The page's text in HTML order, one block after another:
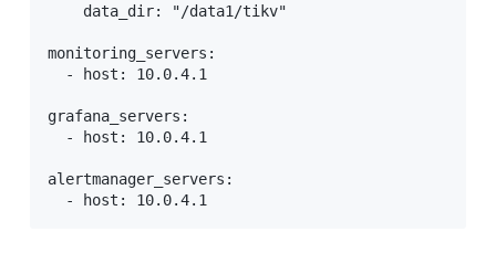
    data_dir: "/data1/tikv"
monitoring_servers:
  - host: 10.0.4.1
grafana_servers:
  - host: 10.0.4.1
alertmanager_servers:
  - host: 10.0.4.1